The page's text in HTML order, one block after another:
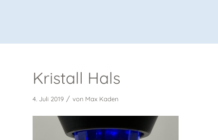
Kristall Hals
4. Juli 2019 / von Max Kaden